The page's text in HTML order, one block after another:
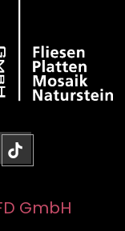
GmbH